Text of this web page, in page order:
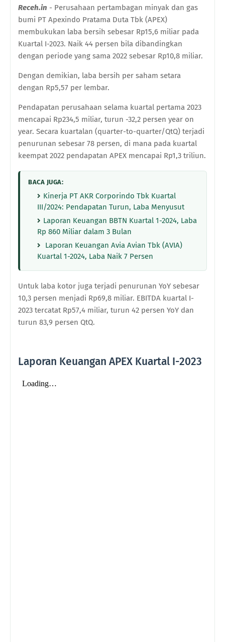
Receh.in - Perusahaan pertambagan minyak dan gas
bumi PT Apexindo Pratama Duta Tbk (APEX)
membukukan laba bersih sebesar Rp15,6 miliar pada
Kuartal I-2023. Naik 44 persen bila dibandingkan
dengan periode yang sama 2022 sebesar Rp10,8 miliar.
Dengan demikian, laba bersih per saham setara
dengan Rp5,57 per lembar.
Pendapatan perusahaan selama kuartal pertama 2023
mencapai Rp234,5 miliar, turun -32,2 persen year on
year. Secara kuartalan (quarter-to-quarter/QtQ) terjadi
penurunan sebesar 78 persen, di mana pada kuartal
keempat 2022 pendapatan APEX mencapai Rp1,3 triliun.
BACA JUGA:
Kinerja PT AKR Corporindo Tbk Kuartal
III/2024: Pendapatan Turun, Laba Menyusut
Laporan Keuangan BBTN Kuartal 1-2024, Laba
Rp 860 Miliar dalam 3 Bulan
Laporan Keuangan Avia Avian Tbk (AVIA)
Kuartal 1-2024, Laba Naik 7 Persen
Untuk laba kotor juga terjadi penurunan YoY sebesar
10,3 persen menjadi Rp69,8 miliar. EBITDA kuartal I-
2023 tercatat Rp57,4 miliar, turun 42 persen YoY dan
turun 83,9 persen QtQ.
Laporan Keuangan APEX Kuartal I-2023